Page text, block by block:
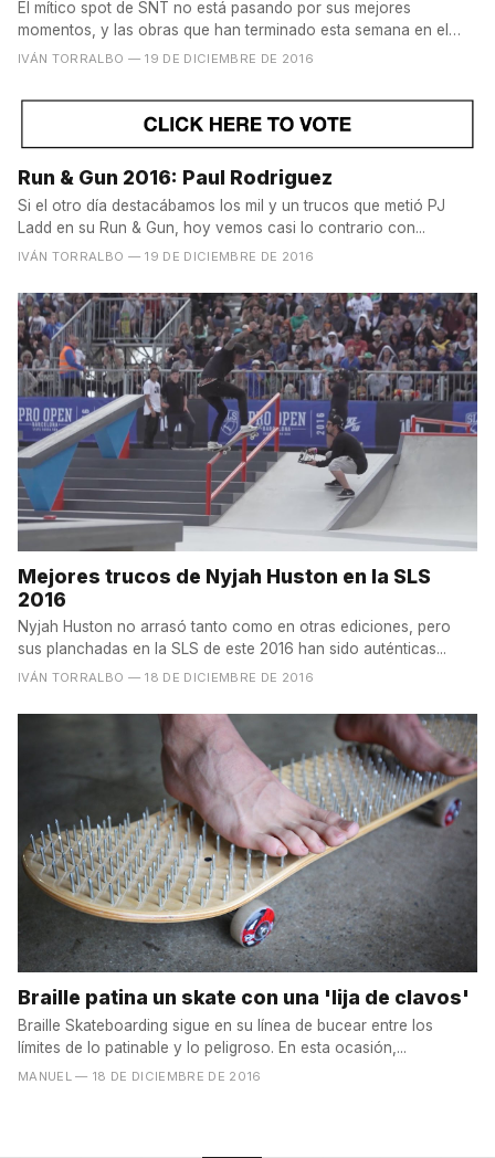
El mítico spot de SNT no está pasando por sus mejores
momentos, y las obras que han terminado esta semana en el
lugar...
IVÁN TORRALBO — 19 DE DICIEMBRE DE 2016
Run & Gun 2016: Paul Rodriguez
Si el otro día destacábamos los mil y un trucos que metió PJ
Ladd en su Run & Gun, hoy vemos casi lo contrario con...
IVÁN TORRALBO — 19 DE DICIEMBRE DE 2016
Mejores trucos de Nyjah Huston en la SLS
2016
Nyjah Huston no arrasó tanto como en otras ediciones, pero
sus planchadas en la SLS de este 2016 han sido auténticas...
IVÁN TORRALBO — 18 DE DICIEMBRE DE 2016
Braille patina un skate con una 'lija de clavos'
Braille Skateboarding sigue en su línea de bucear entre los
límites de lo patinable y lo peligroso. En esta ocasión,...
MANUEL — 18 DE DICIEMBRE DE 2016